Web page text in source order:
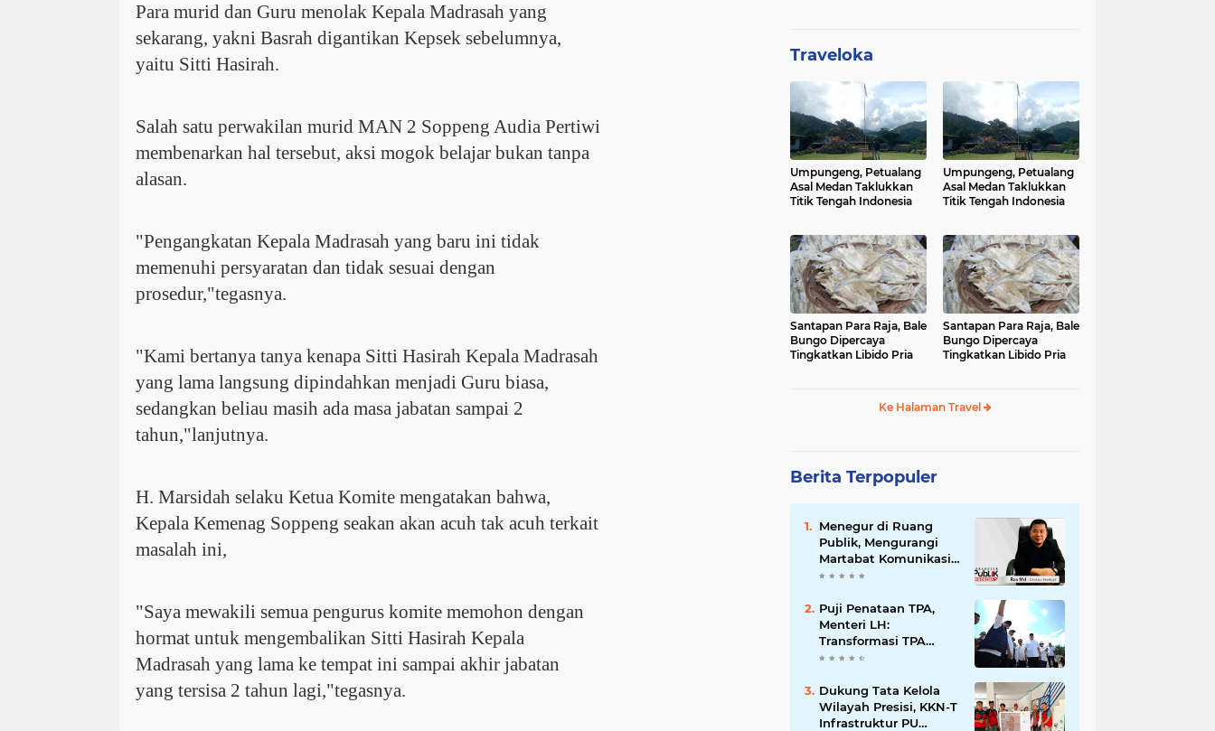
Para murid dan Guru menolak Kepala Madrasah yang
sekarang, yakni Basrah digantikan Kepsek sebelumnya,
yaitu Sitti Hasirah.
Salah satu perwakilan murid MAN 2 Soppeng Audia Pertiwi
membenarkan hal tersebut, aksi mogok belajar bukan tanpa
alasan.
"Pengangkatan Kepala Madrasah yang baru ini tidak
memenuhi persyaratan dan tidak sesuai dengan
prosedur,"tegasnya.
"Kami bertanya tanya kenapa Sitti Hasirah Kepala Madrasah
yang lama langsung dipindahkan menjadi Guru biasa,
sedangkan beliau masih ada masa jabatan sampai 2
tahun,"lanjutnya.
H. Marsidah selaku Ketua Komite mengatakan bahwa,
Kepala Kemenag Soppeng seakan akan acuh tak acuh terkait
masalah ini,
"Saya mewakili semua pengurus komite memohon dengan
hormat untuk mengembalikan Sitti Hasirah Kepala
Madrasah yang lama ke tempat ini sampai akhir jabatan
yang tersisa 2 tahun lagi,"tegasnya.
Traveloka
Umpungeng, Petualang
Asal Medan Taklukkan
Titik Tengah Indonesia
Umpungeng, Petualang
Asal Medan Taklukkan
Titik Tengah Indonesia
Santapan Para Raja, Bale
Bungo Dipercaya
Tingkatkan Libido Pria
Santapan Para Raja, Bale
Bungo Dipercaya
Tingkatkan Libido Pria
Ke Halaman Travel
Berita Terpopuler
Menegur di Ruang
Publik, Mengurangi
Martabat Komunikasi
Pemerintahan
Puji Penataan TPA,
Menteri LH:
Transformasi TPA
Tamangapa Makassar
Nasional
Dukung Tata Kelola
Wilayah Presisi, KKN-T
Infrastruktur PU